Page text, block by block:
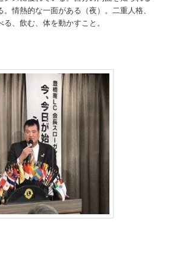
情熱的な一面がある（夜）。二重人格、
、飲む、体を動かすこと。